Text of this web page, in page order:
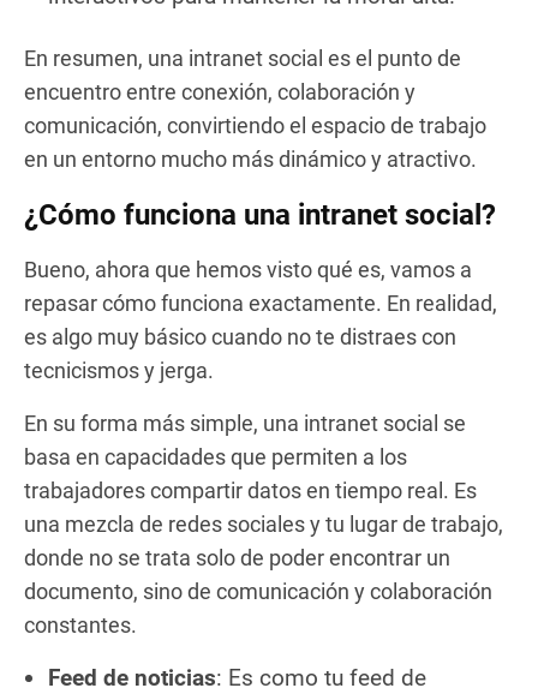
En resumen, una intranet social es el punto de
encuentro entre conexión, colaboración y
comunicación, convirtiendo el espacio de trabajo
en un entorno mucho más dinámico y atractivo.
¿Cómo funciona una intranet social?
Bueno, ahora que hemos visto qué es, vamos a
repasar cómo funciona exactamente. En realidad,
es algo muy básico cuando no te distraes con
tecnicismos y jerga.
En su forma más simple, una intranet social se
basa en capacidades que permiten a los
trabajadores compartir datos en tiempo real. Es
una mezcla de redes sociales y tu lugar de trabajo,
donde no se trata solo de poder encontrar un
documento, sino de comunicación y colaboración
constantes.
Feed de noticias: Es como tu feed de